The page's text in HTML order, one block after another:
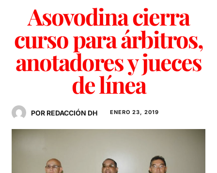
Asovodina cierra
curso para árbitros,
anotadores y jueces
de línea
POR REDACCIÓN DH ENERO 23, 2019